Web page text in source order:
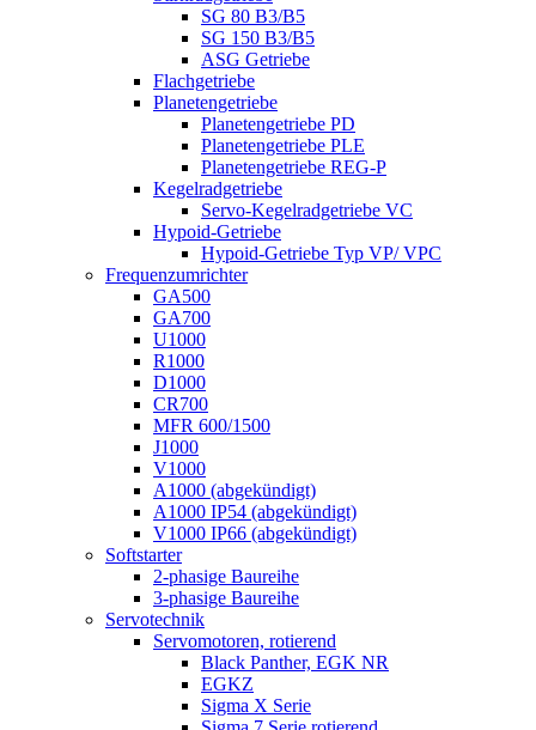
SG 80 B3/B5
SG 150 B3/B5
ASG Getriebe
Flachgetriebe
Planetengetriebe
Planetengetriebe PD
Planetengetriebe PLE
Planetengetriebe REG-P
Kegelradgetriebe
Servo-Kegelradgetriebe VC
Hypoid-Getriebe
Hypoid-Getriebe Typ VP/ VPC
Frequenzumrichter
GA500
GA700
U1000
R1000
D1000
CR700
MFR 600/1500
J1000
V1000
A1000 (abgekündigt)
A1000 IP54 (abgekündigt)
V1000 IP66 (abgekündigt)
Softstarter
2-phasige Baureihe
3-phasige Baureihe
Servotechnik
Servomotoren, rotierend
Black Panther, EGK NR
EGKZ
Sigma X Serie